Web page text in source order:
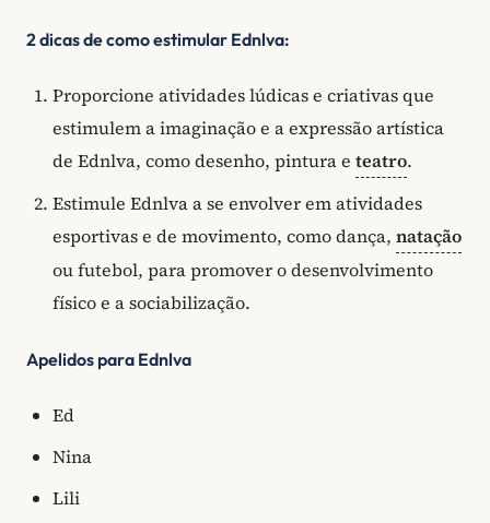
2 dicas de como estimular Ednlva:
Proporcione atividades lúdicas e criativas que
estimulem a imaginação e a expressão artística
de Ednlva, como desenho, pintura e teatro.
Estimule Ednlva a se envolver em atividades
esportivas e de movimento, como dança, natação
ou futebol, para promover o desenvolvimento
físico e a sociabilização.
Apelidos para Ednlva
Ed
Nina
Lili